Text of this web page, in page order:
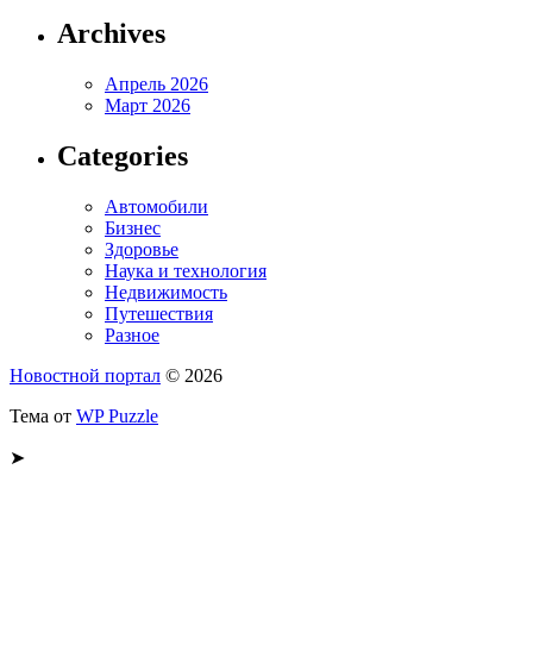
Archives
Апрель 2026
Март 2026
Categories
Автомобили
Бизнес
Здоровье
Наука и технология
Недвижимость
Путешествия
Разное
Новостной портал © 2026
Тема от WP Puzzle
➤